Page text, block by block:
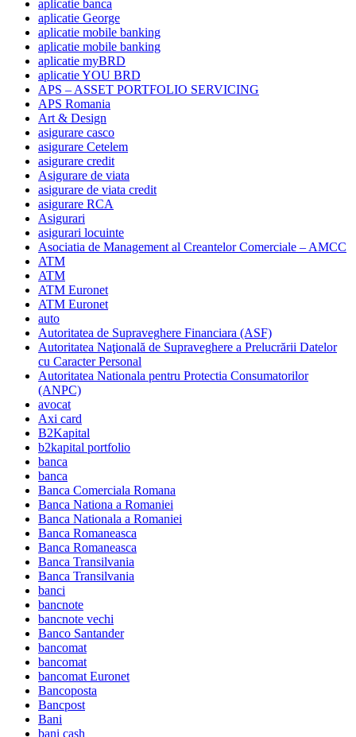
aplicatie banca
aplicatie George
aplicatie mobile banking
aplicatie mobile banking
aplicatie myBRD
aplicatie YOU BRD
APS – ASSET PORTFOLIO SERVICING
APS Romania
Art & Design
asigurare casco
asigurare Cetelem
asigurare credit
Asigurare de viata
asigurare de viata credit
asigurare RCA
Asigurari
asigurari locuinte
Asociatia de Management al Creantelor Comerciale – AMCC
ATM
ATM
ATM Euronet
ATM Euronet
auto
Autoritatea de Supraveghere Financiara (ASF)
Autoritatea Naţională de Supraveghere a Prelucrării Datelor
cu Caracter Personal
Autoritatea Nationala pentru Protectia Consumatorilor
(ANPC)
avocat
Axi card
B2Kapital
b2kapital portfolio
banca
banca
Banca Comerciala Romana
Banca Nationa a Romaniei
Banca Nationala a Romaniei
Banca Romaneasca
Banca Romaneasca
Banca Transilvania
Banca Transilvania
banci
bancnote
bancnote vechi
Banco Santander
bancomat
bancomat
bancomat Euronet
Bancoposta
Bancpost
Bani
bani cash